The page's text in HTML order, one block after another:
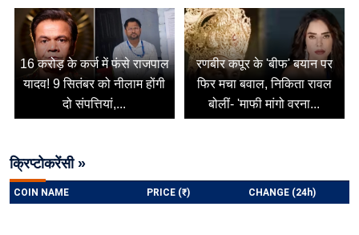
16 करोड़ के कर्ज में फंसे राजपाल
यादव! 9 सितंबर को नीलाम होंगी
दो संपत्तियां,...
रणबीर कपूर के 'बीफ' बयान पर
फिर मचा बवाल, निकिता रावल
बोलीं- 'माफी मांगो वरना...
क्रिप्टोकरेंसी »